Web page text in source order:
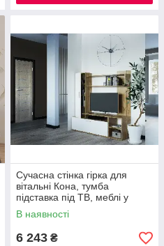
Сучасна стінка гірка для
вітальні Кона, тумба
підставка під ТВ, меблі у
вітальню
В наявності
6 243 ₴